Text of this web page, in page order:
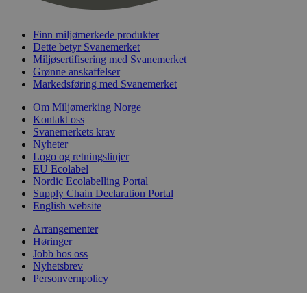
Finn miljømerkede produkter
Dette betyr Svanemerket
Miljøsertifisering med Svanemerket
Grønne anskaffelser
Markedsføring med Svanemerket
Om Miljømerking Norge
Kontakt oss
Svanemerkets krav
Nyheter
Logo og retningslinjer
EU Ecolabel
Nordic Ecolabelling Portal
Supply Chain Declaration Portal
English website
Arrangementer
Høringer
Jobb hos oss
Nyhetsbrev
Personvernpolicy